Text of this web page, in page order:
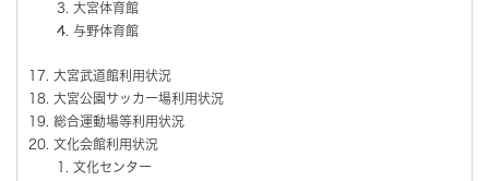
大宮体育館
与野体育館
大宮武道館利用状況
大宮公園サッカー場利用状況
総合運動場等利用状況
文化会館利用状況
文化センター